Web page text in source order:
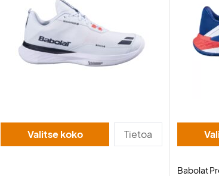
Valitse koko Tietoa
Babolat